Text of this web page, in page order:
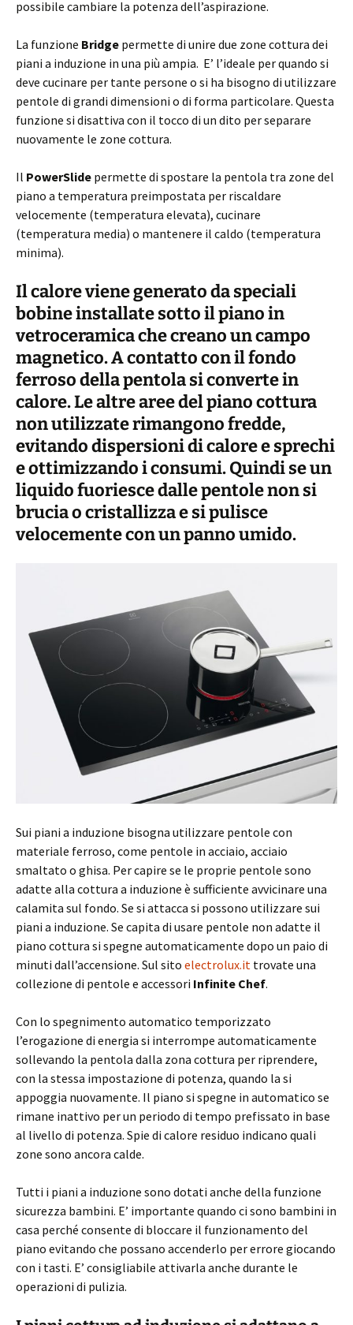
possibile cambiare la potenza dell’aspirazione.
La funzione Bridge permette di unire due zone cottura dei
piani a induzione in una più ampia. E’ l’ideale per quando si
deve cucinare per tante persone o si ha bisogno di utilizzare
pentole di grandi dimensioni o di forma particolare. Questa
funzione si disattiva con il tocco di un dito per separare
nuovamente le zone cottura.
Il PowerSlide permette di spostare la pentola tra zone del
piano a temperatura preimpostata per riscaldare
velocemente (temperatura elevata), cucinare
(temperatura media) o mantenere il caldo (temperatura
minima).
Il calore viene generato da speciali
bobine installate sotto il piano in
vetroceramica che creano un campo
magnetico. A contatto con il fondo
ferroso della pentola si converte in
calore. Le altre aree del piano cottura
non utilizzate rimangono fredde,
evitando dispersioni di calore e sprechi
e ottimizzando i consumi. Quindi se un
liquido fuoriesce dalle pentole non si
brucia o cristallizza e si pulisce
velocemente con un panno umido.
Sui piani a induzione bisogna utilizzare pentole con
materiale ferroso, come pentole in acciaio, acciaio
smaltato o ghisa. Per capire se le proprie pentole sono
adatte alla cottura a induzione è sufficiente avvicinare una
calamita sul fondo. Se si attacca si possono utilizzare sui
piani a induzione. Se capita di usare pentole non adatte il
piano cottura si spegne automaticamente dopo un paio di
minuti dall’accensione. Sul sito electrolux.it trovate una
collezione di pentole e accessori Infinite Chef.
Con lo spegnimento automatico temporizzato
l’erogazione di energia si interrompe automaticamente
sollevando la pentola dalla zona cottura per riprendere,
con la stessa impostazione di potenza, quando la si
appoggia nuovamente. Il piano si spegne in automatico se
rimane inattivo per un periodo di tempo prefissato in base
al livello di potenza. Spie di calore residuo indicano quali
zone sono ancora calde.
Tutti i piani a induzione sono dotati anche della funzione
sicurezza bambini. E’ importante quando ci sono bambini in
casa perché consente di bloccare il funzionamento del
piano evitando che possano accenderlo per errore giocando
con i tasti. E’ consigliabile attivarla anche durante le
operazioni di pulizia.